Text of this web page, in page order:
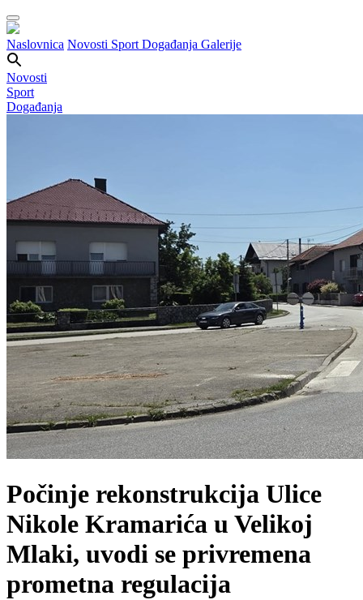
Naslovnica Novosti Sport Događanja Galerije
Novosti
Sport
Događanja
Počinje rekonstrukcija Ulice
Nikole Kramarića u Velikoj
Mlaki, uvodi se privremena
prometna regulacija